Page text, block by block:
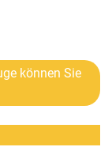
können Sie